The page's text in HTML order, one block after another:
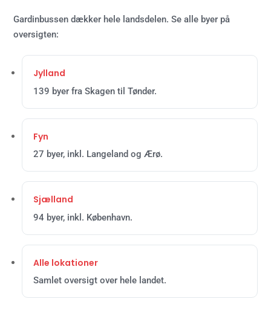
Gardinbussen dækker hele landsdelen. Se alle byer på
oversigten:
Jylland
139 byer fra Skagen til Tønder.
Fyn
27 byer, inkl. Langeland og Ærø.
Sjælland
94 byer, inkl. København.
Alle lokationer
Samlet oversigt over hele landet.